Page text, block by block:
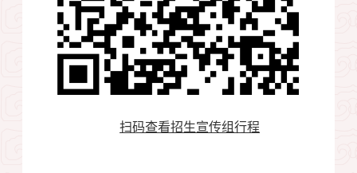
扫码查看招生宣传组行程